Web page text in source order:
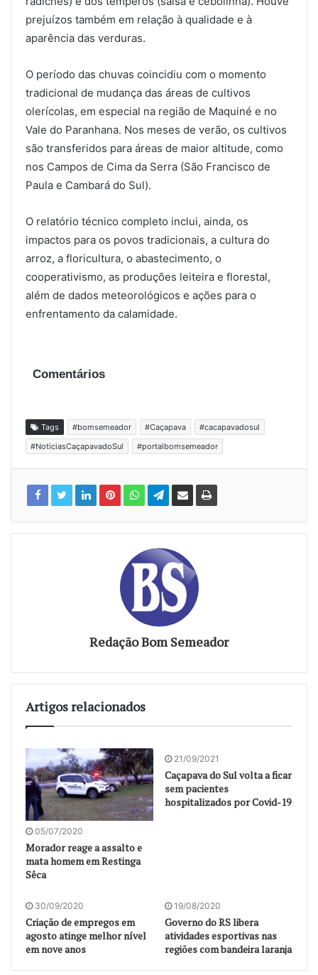
prejuízos também em relação à qualidade e à
aparência das verduras.
O período das chuvas coincidiu com o momento
tradicional de mudança das áreas de cultivos
olerícolas, em especial na região de Maquiné e no
Vale do Paranhana. Nos meses de verão, os cultivos
são transferidos para áreas de maior altitude, como
nos Campos de Cima da Serra (São Francisco de
Paula e Cambará do Sul).
O relatório técnico completo inclui, ainda, os
impactos para os povos tradicionais, a cultura do
arroz, a floricultura, o abastecimento, o
cooperativismo, as produções leiteira e florestal,
além de dados meteorológicos e ações para o
enfrentamento da calamidade.
Comentários
Tags #bomsemeador #Caçapava
#cacapavadosul
#NoticiasCaçapavadoSul
#portalbomsemeador
Redação Bom Semeador
Artigos relacionados
05/07/2020
Morador reage a assalto e
mata homem em Restinga
Sêca
21/09/2021
Caçapava do Sul volta a ficar
sem pacientes
hospitalizados por Covid-19
30/09/2020
Criação de empregos em
agosto atinge melhor nível
em nove anos
19/08/2020
Governo do RS libera
atividades esportivas nas
regiões com bandeira laranja